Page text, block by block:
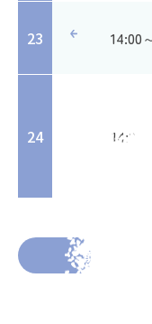
23 14:00
24 14:30
前の投稿へ